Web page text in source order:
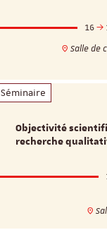
16
Salle de
Séminaire
Objectivité
recherche